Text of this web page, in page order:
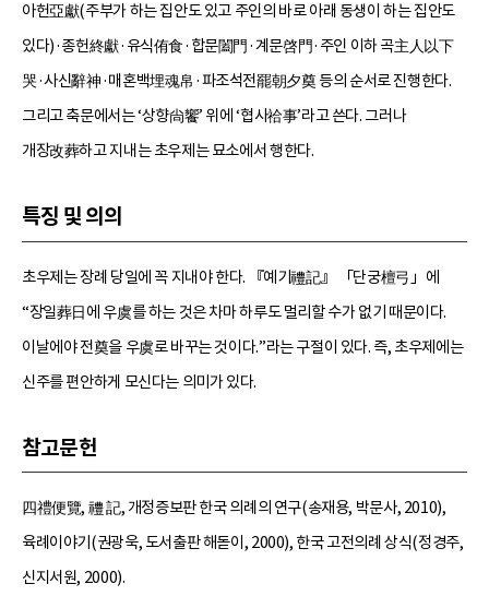
아헌亞獻(주부가 하는 집안도 있고 주인의 바로 아래 동생이 하는 집안도
있다)·종헌終獻·유식侑食·합문闔門·계문啓門·주인 이하 곡主人以下
哭·사신辭神·매혼백埋魂帛·파조석전罷朝夕奠 등의 순서로 진행한다.
그리고 축문에서는 ‘상향尙饗’ 위에 ‘협사祫事’라고 쓴다. 그러나
개장改葬하고 지내는 초우제는 묘소에서 행한다.
특징 및 의의
초우제는 장례 당일에 꼭 지내야 한다. 『예기禮記』 「단궁檀弓」에
“장일葬日에 우虞를 하는 것은 차마 하루도 멀리할 수가 없기 때문이다.
이날에야 전奠을 우虞로 바꾸는 것이다.”라는 구절이 있다. 즉, 초우제에는
신주를 편안하게 모신다는 의미가 있다.
참고문헌
四禮便覽, 禮 記, 개정증보판 한국 의례의 연구(송재용, 박문사, 2010),
육례이야기(권광욱, 도서출판 해돋이, 2000), 한국 고전의례 상식(정경주,
신지서원, 2000).